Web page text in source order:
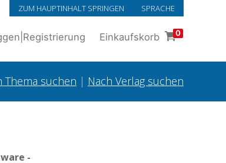
ZUM HAUPTINHALT SPRINGEN SPRACHE
Registrierung Einkaufskorb 0
Thema suchen | Nach Verlag suchen
-